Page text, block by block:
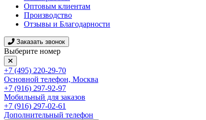
Оптовым клиентам
Производство
Отзывы и Благодарности
Заказать звонок
Выберите номер
+7 (495) 220-29-70
Основной телефон, Москва
+7 (916) 297-92-97
Мобильный для заказов
+7 (916) 297-02-61
Дополнительный телефон